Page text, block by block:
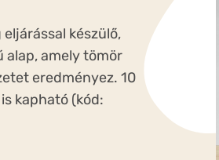
eljárással készülő,
alap, amely tömör
eredményez. 10
kapható (kód: